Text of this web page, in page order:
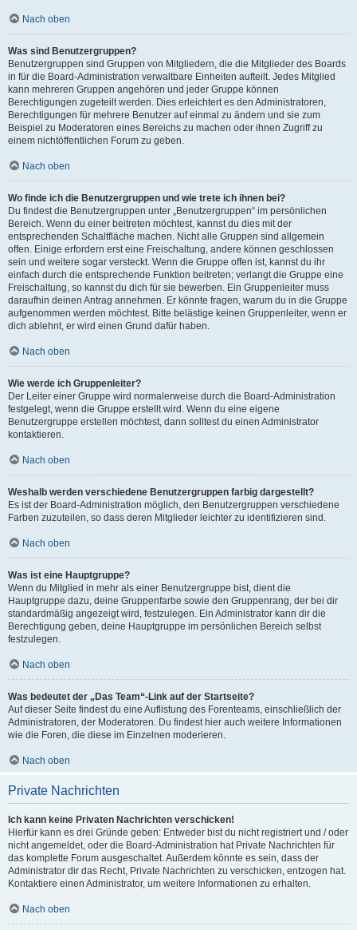
Nach oben
Was sind Benutzergruppen?
Benutzergruppen sind Gruppen von Mitgliedern, die die Mitglieder des Boards
in für die Board-Administration verwaltbare Einheiten aufteilt. Jedes Mitglied
kann mehreren Gruppen angehören und jeder Gruppe können
Berechtigungen zugeteilt werden. Dies erleichtert es den Administratoren,
Berechtigungen für mehrere Benutzer auf einmal zu ändern und sie zum
Beispiel zu Moderatoren eines Bereichs zu machen oder ihnen Zugriff zu
einem nichtöffentlichen Forum zu geben.
Nach oben
Wo finde ich die Benutzergruppen und wie trete ich ihnen bei?
Du findest die Benutzergruppen unter „Benutzergruppen“ im persönlichen
Bereich. Wenn du einer beitreten möchtest, kannst du dies mit der
entsprechenden Schaltfläche machen. Nicht alle Gruppen sind allgemein
offen. Einige erfordern erst eine Freischaltung, andere können geschlossen
sein und weitere sogar versteckt. Wenn die Gruppe offen ist, kannst du ihr
einfach durch die entsprechende Funktion beitreten; verlangt die Gruppe eine
Freischaltung, so kannst du dich für sie bewerben. Ein Gruppenleiter muss
daraufhin deinen Antrag annehmen. Er könnte fragen, warum du in die Gruppe
aufgenommen werden möchtest. Bitte belästige keinen Gruppenleiter, wenn er
dich ablehnt, er wird einen Grund dafür haben.
Nach oben
Wie werde ich Gruppenleiter?
Der Leiter einer Gruppe wird normalerweise durch die Board-Administration
festgelegt, wenn die Gruppe erstellt wird. Wenn du eine eigene
Benutzergruppe erstellen möchtest, dann solltest du einen Administrator
kontaktieren.
Nach oben
Weshalb werden verschiedene Benutzergruppen farbig dargestellt?
Es ist der Board-Administration möglich, den Benutzergruppen verschiedene
Farben zuzuteilen, so dass deren Mitglieder leichter zu identifizieren sind.
Nach oben
Was ist eine Hauptgruppe?
Wenn du Mitglied in mehr als einer Benutzergruppe bist, dient die
Hauptgruppe dazu, deine Gruppenfarbe sowie den Gruppenrang, der bei dir
standardmäßig angezeigt wird, festzulegen. Ein Administrator kann dir die
Berechtigung geben, deine Hauptgruppe im persönlichen Bereich selbst
festzulegen.
Nach oben
Was bedeutet der „Das Team“-Link auf der Startseite?
Auf dieser Seite findest du eine Auflistung des Forenteams, einschließlich der
Administratoren, der Moderatoren. Du findest hier auch weitere Informationen
wie die Foren, die diese im Einzelnen moderieren.
Nach oben
Private Nachrichten
Ich kann keine Privaten Nachrichten verschicken!
Hierfür kann es drei Gründe geben: Entweder bist du nicht registriert und / oder
nicht angemeldet, oder die Board-Administration hat Private Nachrichten für
das komplette Forum ausgeschaltet. Außerdem könnte es sein, dass der
Administrator dir das Recht, Private Nachrichten zu verschicken, entzogen hat.
Kontaktiere einen Administrator, um weitere Informationen zu erhalten.
Nach oben